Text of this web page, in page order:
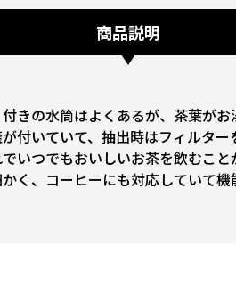
商品説明
きの水筒はよくあるが、茶葉が
付いていて、抽出時はフィルタ
いつでもおいしいお茶を飲むこと
く、コーヒーにも対応していて機